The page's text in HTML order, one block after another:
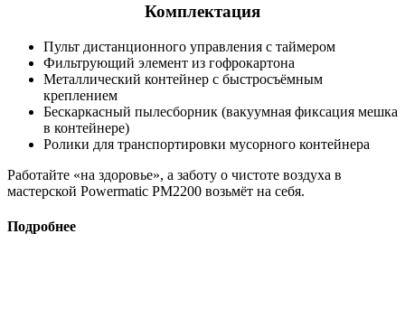
Комплектация
Пульт дистанционного управления с таймером
Фильтрующий элемент из гофрокартона
Металлический контейнер с быстросъёмным
креплением
Бескаркасный пылесборник (вакуумная фиксация мешка
в контейнере)
Ролики для транспортировки мусорного контейнера
Работайте «на здоровье», а заботу о чистоте воздуха в
мастерской Powermatic PM2200 возьмёт на себя.
Подробнее